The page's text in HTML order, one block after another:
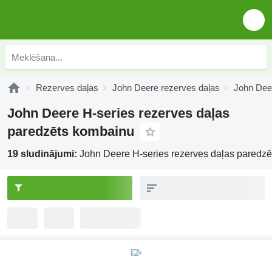
Rezerves daļas John Deere rezerves daļas John
John Deere H-series rezerves daļas
paredzēts kombainu
19 sludinājumi: John Deere H-series rezerves daļas